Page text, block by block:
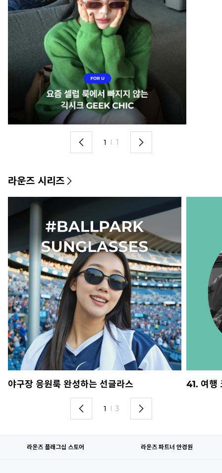
1 I 1
라운즈 시리즈
야구장 응원룩 완성하는 선글라스 41. 여행
1 I 3
라운즈 플래그십 스토어 라운즈 파트너 안경원